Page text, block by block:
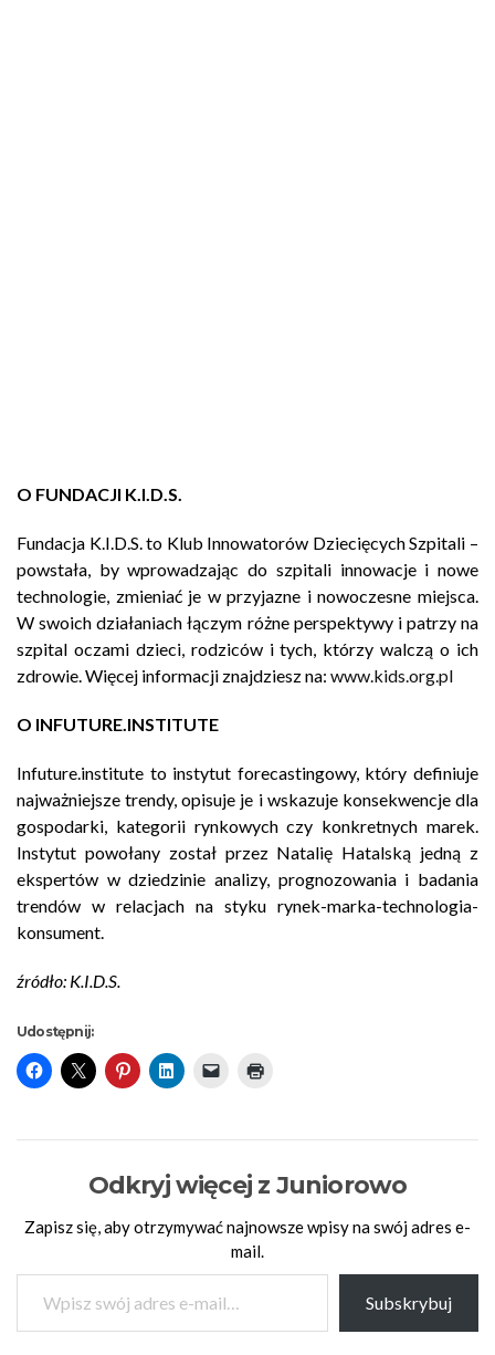
O FUNDACJI K.I.D.S.
Fundacja K.I.D.S. to Klub Innowatorów Dziecięcych Szpitali –
powstała, by wprowadzając do szpitali innowacje i nowe
technologie, zmieniać je w przyjazne i nowoczesne miejsca.
W swoich działaniach łączym różne perspektywy i patrzy na
szpital oczami dzieci, rodziców i tych, którzy walczą o ich
zdrowie. Więcej informacji znajdziesz na: www.kids.org.pl
O INFUTURE.INSTITUTE
Infuture.institute to instytut forecastingowy, który definiuje
najważniejsze trendy, opisuje je i wskazuje konsekwencje dla
gospodarki, kategorii rynkowych czy konkretnych marek.
Instytut powołany został przez Natalię Hatalską jedną z
ekspertów w dziedzinie analizy, prognozowania i badania
trendów w relacjach na styku rynek-marka-technologia-
konsument.
źródło: K.I.D.S.
Udostępnij:
Odkryj więcej z Juniorowo
Zapisz się, aby otrzymywać najnowsze wpisy na swój adres e-
mail.
Wpisz swój adres e-mail…
Subskrybuj